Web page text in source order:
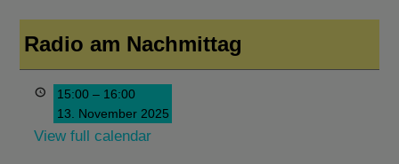
Radio am Nachmittag
15:00 – 16:00
13. November 2025
View full calendar